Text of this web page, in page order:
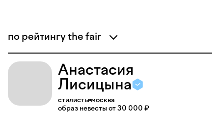
по рейтингу the fair
Анастасия
Лисицына
стилисты москва
образ невесты от 30 000 ₽